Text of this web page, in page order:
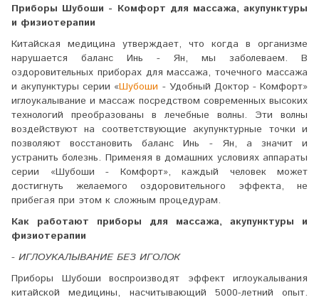
Приборы Шубоши - Комфорт для массажа, акупунктуры
и физиотерапии
Китайская медицина утверждает, что когда в организме
нарушается баланс Инь - Ян, мы заболеваем. В
оздоровительных приборах для массажа, точечного массажа
и акупунктуры серии «Шубоши - Удобный Доктор - Комфорт»
иглоукалывание и массаж посредством современных высоких
технологий преобразованы в лечебные волны. Эти волны
воздействуют на соответствующие акупунктурные точки и
позволяют восстановить баланс Инь - Ян, а значит и
устранить болезнь. Применяя в домашних условиях аппараты
серии «Шубоши - Комфорт», каждый человек может
достигнуть желаемого оздоровительного эффекта, не
прибегая при этом к сложным процедурам.
Как работают приборы для массажа, акупунктуры и
физиотерапии
- ИГЛОУКАЛЫВАНИЕ БЕЗ ИГОЛОК
Приборы Шубоши воспроизводят эффект иглоукалывания
китайской медицины, насчитывающий 5000-летний опыт.